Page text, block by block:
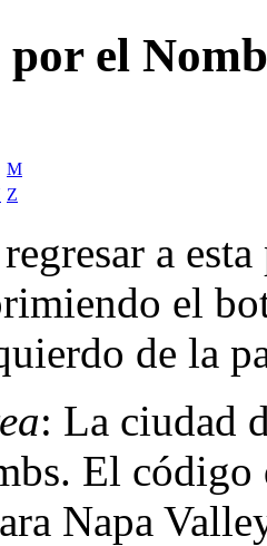
el
M
Z
a
el
de la
: La ciudad
El código
Napa